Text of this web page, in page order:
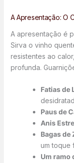
A Apresentação: O
A apresentação é
Sirva o vinho
resistentes ao
profunda.
Fatias de
Paus de
Anis
Bagas
um toque
Um ramo